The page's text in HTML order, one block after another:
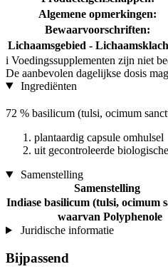
Algemene opmerkingen:
Bewaarvoorschriften:
Lichaamsgebied -
i Voedingssupplementen zijn niet
De aanbevolen dagelijkse dosis
Ingrediënten
72 % basilicum (tulsi, ocimum
plantaardig capsule omhulsel
uit gecontroleerde
Samenstelling
Samenstelling
Indiase basilicum (tulsi, ocimum
waarvan Polyphenole
Juridische informatie
Bijpassend